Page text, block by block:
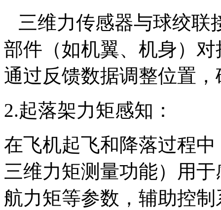
三维力传感器与球绞联
部件（如机翼、机身）
通过反馈数据调整位置
2.起落架力矩感知：
在飞机起飞和降落过程
三维力矩测量功能）用
航力矩等参数，辅助控